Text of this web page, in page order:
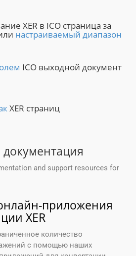
XER в ICO страница за
настраиваемый диапазон
ICO выходной документ
XER страниц
and support resources for
приложения
XER
количество
с помощью наших